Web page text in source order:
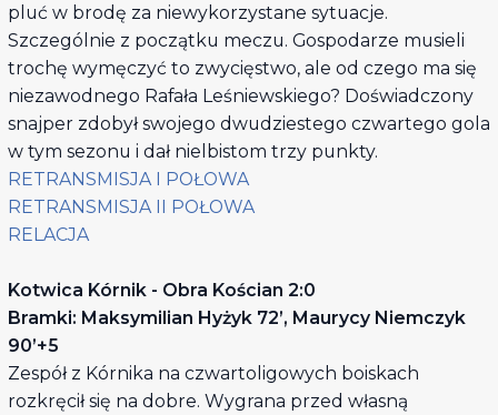
pluć w brodę za niewykorzystane sytuacje.
Szczególnie z początku meczu. Gospodarze musieli
trochę wymęczyć to zwycięstwo, ale od czego ma się
niezawodnego Rafała Leśniewskiego? Doświadczony
snajper zdobył swojego dwudziestego czwartego gola
w tym sezonu i dał nielbistom trzy punkty.
RETRANSMISJA I POŁOWA
RETRANSMISJA II POŁOWA
RELACJA
Kotwica Kórnik - Obra Kościan 2:0
Bramki: Maksymilian Hyżyk 72’, Maurycy Niemczyk
90’+5
Zespół z Kórnika na czwartoligowych boiskach
rozkręcił się na dobre. Wygrana przed własną